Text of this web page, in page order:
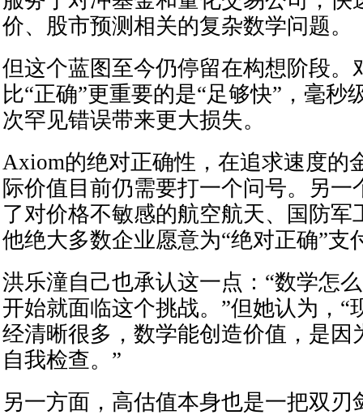
价、股市预测相关的复杂数学问题。
但这个蓝图至今仍停留在构想阶段。
比“正确”更重要的是“足够快”，毫秒
次罕见错误带来更大损失。
Axiom的绝对正确性，在追求速度的
际价值目前仍需要打一个问号。另一
了对价格不敏感的航空航天、国防军
他绝大多数企业愿意为“绝对正确”支
洪乐潼自己也承认这一点：“数学怎
开始就面临这个挑战。”但她认为，“
经清晰很多，数学能创造价值，是因
自我检查。”
另一方面，高估值本身也是一把双刃